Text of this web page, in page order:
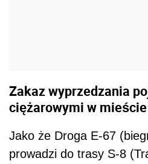
Zakaz wyprzedzania
ciężarowymi w mieście
Jako że Droga E-67
prowadzi do trasy S-8